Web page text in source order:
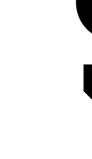
您需要使用鼠
如果切换为繁
讨论区有攻略